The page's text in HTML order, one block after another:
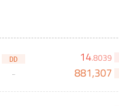
DD 14.8039
881,307